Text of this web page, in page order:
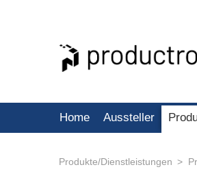
Home Aussteller
Produkte/Dienstleistungen